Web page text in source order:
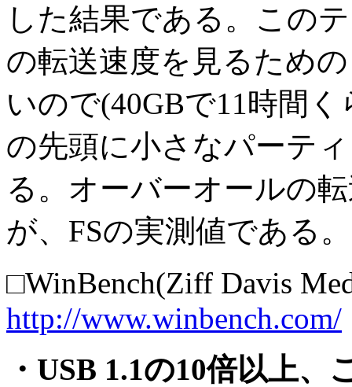
した結果である。この
の転送速度を見るため
いので(40GBで11時間
の先頭に小さなパーテ
る。オーバーオールの
が、FSの実測値である。
□WinBench(Ziff Davis
http://www.winbench.com/
・USB 1.1の10倍以上